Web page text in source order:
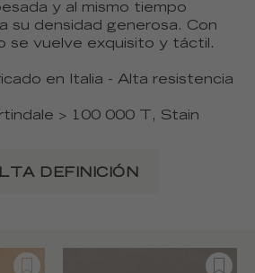
y al mismo tiempo
su densidad generosa. Con
se vuelve exquisito y táctil.
en Italia - Alta resistencia
> 100 000 T, Stain
DEFINICIÓN